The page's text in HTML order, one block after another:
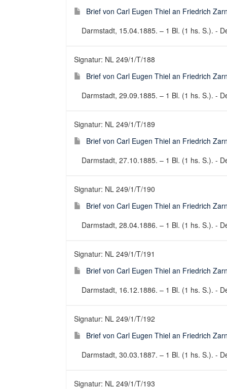
Brief von Carl Eugen Thiel an Friedrich
Darmstadt, 15.04.1885. – 1 Bl. (1 hs. S.). -
Signatur: NL 249/1/T/188
Brief von Carl Eugen Thiel an Friedrich
Darmstadt, 29.09.1885. – 1 Bl. (1 hs. S.). -
Signatur: NL 249/1/T/189
Brief von Carl Eugen Thiel an Friedrich
Darmstadt, 27.10.1885. – 1 Bl. (1 hs. S.). -
Signatur: NL 249/1/T/190
Brief von Carl Eugen Thiel an Friedrich
Darmstadt, 28.04.1886. – 1 Bl. (1 hs. S.). -
Signatur: NL 249/1/T/191
Brief von Carl Eugen Thiel an Friedrich
Darmstadt, 16.12.1886. – 1 Bl. (1 hs. S.). -
Signatur: NL 249/1/T/192
Brief von Carl Eugen Thiel an Friedrich
Darmstadt, 30.03.1887. – 1 Bl. (1 hs. S.). -
Signatur: NL 249/1/T/193